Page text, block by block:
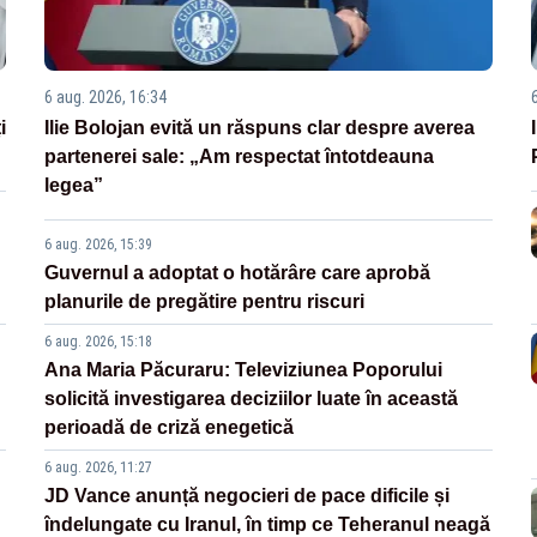
6 aug. 2026, 16:34
Ilie Bolojan evită un răspuns clar despre averea
partenerei sale: „Am respectat întotdeauna
legea”
6 aug. 2026, 15:39
Guvernul a adoptat o hotărâre care aprobă
planurile de pregătire pentru riscuri
6 aug. 2026, 15:18
Ana Maria Păcuraru: Televiziunea Poporului
solicită investigarea deciziilor luate în această
perioadă de criză enegetică
6 aug. 2026, 11:27
JD Vance anunță negocieri de pace dificile și
îndelungate cu Iranul, în timp ce Teheranul neagă